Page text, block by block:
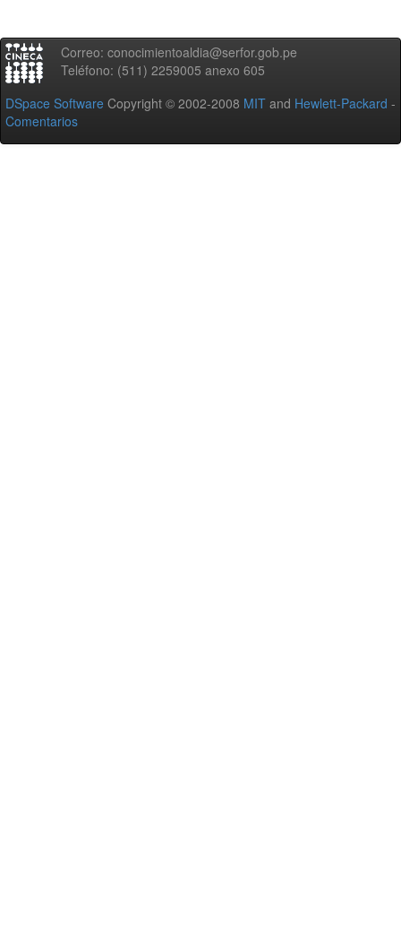
Correo: conocimientoaldia@serfor.gob.pe
Teléfono: (511) 2259005 anexo 605
DSpace Software Copyright © 2002-2008 MIT and Hewlett-Packard -
Comentarios